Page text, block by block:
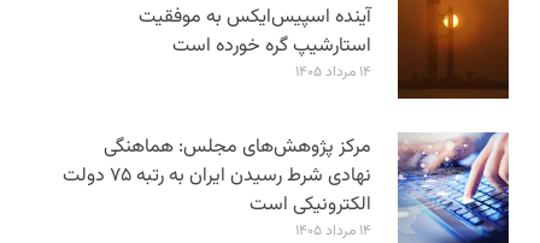
آینده اسپیس‌ایکس به موفقیت
استارشیپ گره خورده است
۱۴ مرداد ۱۴۰۵
مرکز پژوهش‌های مجلس: هماهنگی
نهادی شرط رسیدن ایران به رتبه ۷۵ دولت
الکترونیکی است
۱۴ مرداد ۱۴۰۵